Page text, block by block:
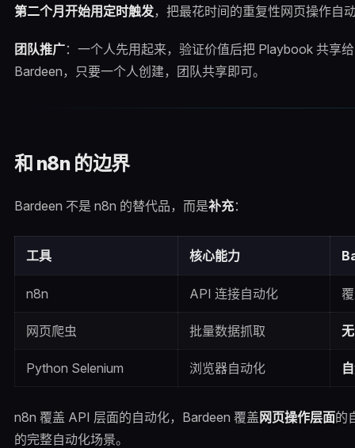
第二个月开始用定时触发，把最花时间的重复性网页操作自
团队推广：一个人先用起来，验证价值后把 Playbook 共享
Bardeen，只要一个人创建，团队共享即可。
和 n8n 的边界
Bardeen 不是 n8n 的替代品，而是补充：
工具 核心能力
n8n API 连接自动化
网页爬虫 批量数据抓取
Python Selenium 浏览器自动化
n8n 覆盖 API 层面的自动化，Bardeen 覆盖网页操作层面的
的完整自动化场景。